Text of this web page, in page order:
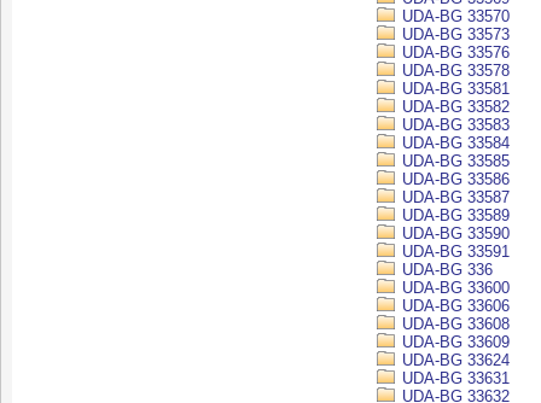
UDA-BG 33570
UDA-BG 33573
UDA-BG 33576
UDA-BG 33578
UDA-BG 33581
UDA-BG 33582
UDA-BG 33583
UDA-BG 33584
UDA-BG 33585
UDA-BG 33586
UDA-BG 33587
UDA-BG 33589
UDA-BG 33590
UDA-BG 33591
UDA-BG 336
UDA-BG 33600
UDA-BG 33606
UDA-BG 33608
UDA-BG 33609
UDA-BG 33624
UDA-BG 33631
UDA-BG 33632